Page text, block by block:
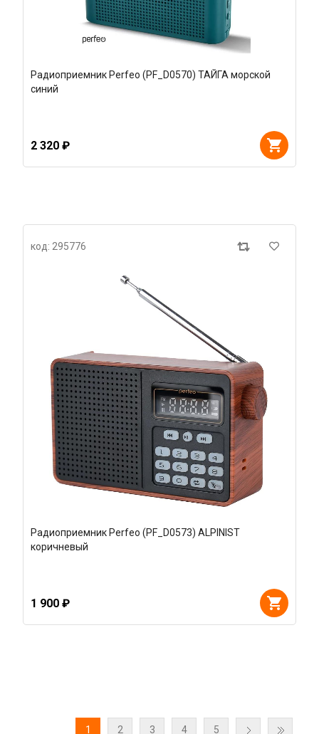
Радиоприемник Perfeo (PF_D0570) ТАЙГА морской
синий
2 320 ₽
код: 295776
Радиоприемник Perfeo (PF_D0573) ALPINIST
коричневый
1 900 ₽
1 2 3 4 5